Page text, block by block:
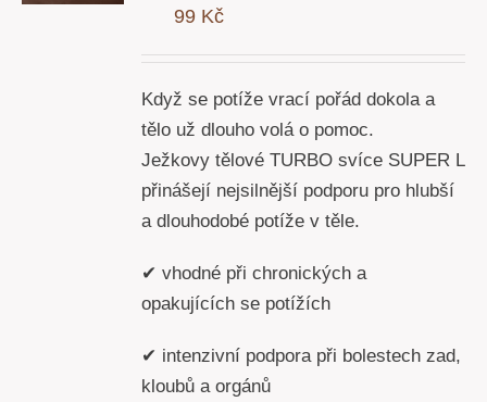
99 Kč
Když se potíže vrací pořád dokola a
tělo už dlouho volá o pomoc.
Ježkovy tělové TURBO svíce SUPER L
přinášejí nejsilnější podporu pro hlubší
a dlouhodobé potíže v těle.
✔ vhodné při chronických a
opakujících se potížích
✔ intenzivní podpora při bolestech zad,
kloubů a orgánů